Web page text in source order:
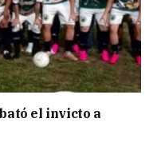
el invicto a